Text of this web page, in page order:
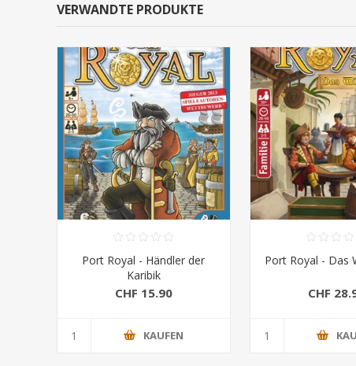
VERWANDTE PRODUKTE
Port Royal - Händler der
Karibik
CHF 15.90
KAUFEN
Port Royal - Das
CHF